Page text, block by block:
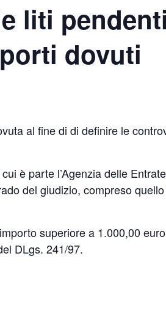
liti
dovuti
al fine di di definire le
è parte l’Agenzia delle
del giudizio, compreso
superiore a 1.000,00
DLgs. 241/97.